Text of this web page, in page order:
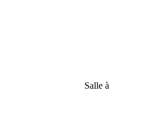
Salle à